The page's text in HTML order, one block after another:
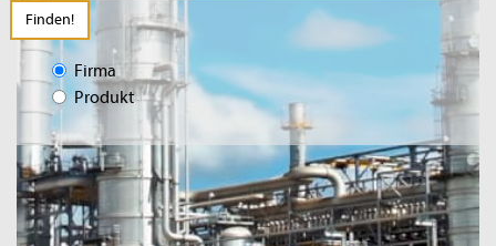
Finden!
Firma
Produkt